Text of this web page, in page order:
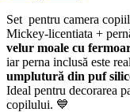
Set pentru camera
Mickey-licentiata +
velur moale cu
iar perna inclusă este
umplutură din puf
Ideal pentru decorarea
copilului. 💙